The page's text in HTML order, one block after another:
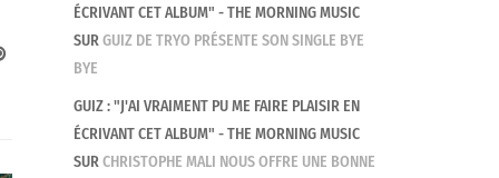
ÉCRIVANT CET ALBUM" - THE MORNING MUSIC
SURGUIZ DE TRYO PRÉSENTE SON SINGLE BYE
BYE
GUIZ : "J'AI VRAIMENT PU ME FAIRE PLAISIR EN
ÉCRIVANT CET ALBUM" - THE MORNING MUSIC
SURCHRISTOPHE MALI NOUS OFFRE UNE BONNE